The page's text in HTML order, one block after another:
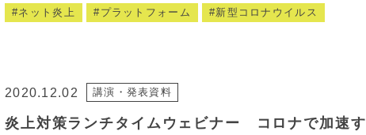
ネット炎上 プラットフォーム 新型コロナウイルス
2020.12.02 講演・発表資料
炎上対策ランチタイムウェビナー コロナで加速す